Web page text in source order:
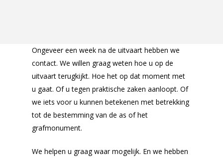
Ongeveer een week na de uitvaart hebben we
contact. We willen graag weten hoe u op de
uitvaart terugkijkt. Hoe het op dat moment met
u gaat. Of u tegen praktische zaken aanloopt. Of
we iets voor u kunnen betekenen met betrekking
tot de bestemming van de as of het
grafmonument.
We helpen u graag waar mogelijk. En we hebben